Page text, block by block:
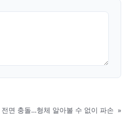
면 충돌…형체 알아볼 수 없이 파손 »